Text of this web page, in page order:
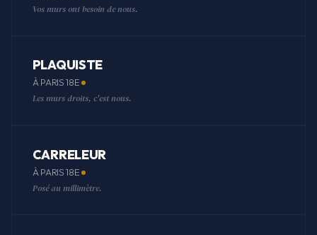
Vos murs ont besoin de nous.
PLAQUISTE
À PARIS 18E
Les murs droits, c'est nous.
CARRELEUR
À PARIS 18E
Posé au millimètre.